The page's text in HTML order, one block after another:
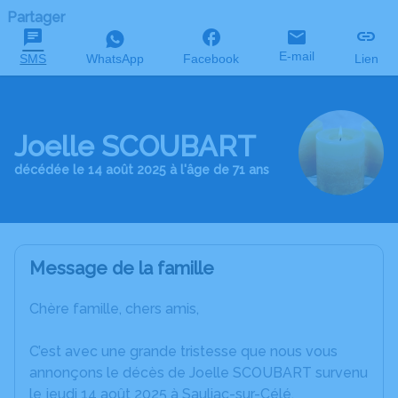
Partager
SMS WhatsApp Facebook E-mail Lien
Joelle SCOUBART
décédée le 14 août 2025 à l'âge de 71 ans
Message de la famille
Chère famille, chers amis,
C’est avec une grande tristesse que nous vous
annonçons le décès de Joelle SCOUBART survenu
le jeudi 14 août 2025 à Sauliac-sur-Célé.